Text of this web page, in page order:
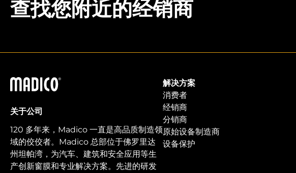
查找您附近的经销商
马迪科
关于公司
120 多年来，Madico 一直是高品质制造领
域的佼佼者。Madico 总部位于佛罗里达
州坦帕湾，为汽车、建筑和安全应用等生
产创新窗膜和专业解决方案。先进的研发
解决方案
消费者
经销商
分销商
原始设备制造商
设备保护